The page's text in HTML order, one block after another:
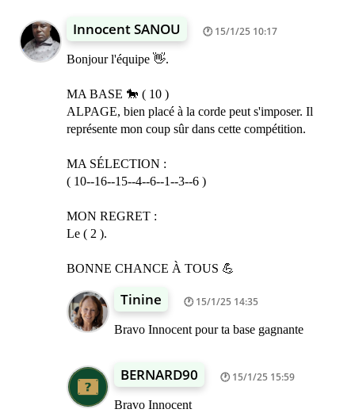
Innocent SANOU 15/1/25 10:17
Bonjour l'équipe 👋.
MA BASE 🐎 ( 10 )
ALPAGE, bien placé à la corde peut s'imposer. Il
représente mon coup sûr dans cette compétition.
MA SÉLECTION :
( 10--16--15--4--6--1--3--6 )
MON REGRET :
Le ( 2 ).
BONNE CHANCE À TOUS 💪
Tinine 15/1/25 14:35
Bravo Innocent pour ta base gagnante
BERNARD90 15/1/25 15:59
Bravo Innocent